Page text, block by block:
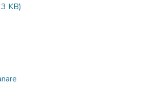
KB)